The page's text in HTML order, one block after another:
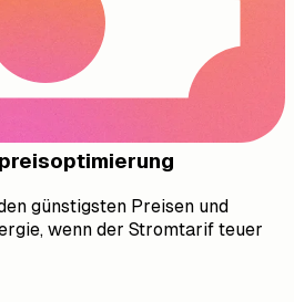
günstigsten Preisen und
wenn der Stromtarif teuer